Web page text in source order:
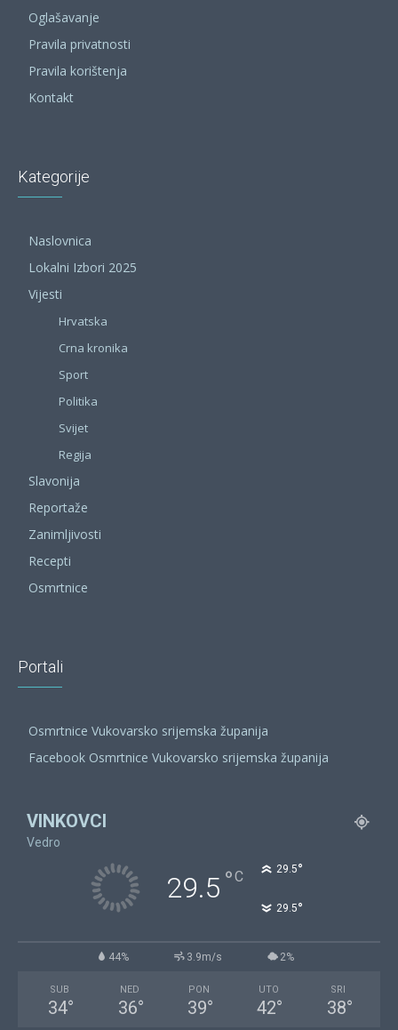
Oglašavanje
Pravila privatnosti
Pravila korištenja
Kontakt
Kategorije
Naslovnica
Lokalni Izbori 2025
Vijesti
Hrvatska
Crna kronika
Sport
Politika
Svijet
Regija
Slavonija
Reportaže
Zanimljivosti
Recepti
Osmrtnice
Portali
Osmrtnice Vukovarsko srijemska županija
Facebook Osmrtnice Vukovarsko srijemska županija
VINKOVCI
Vedro
29.5 °C 29.5°
29.5°
44% 3.9m/s 2%
SUB
34°
NED
36°
PON
39°
UTO
42°
SRI
38°